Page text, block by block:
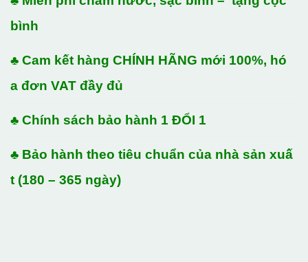
bình
♣ Cam kết hàng CHÍNH HÃNG mới 100%, hó
a đơn VAT đầy đủ
♣ Chính sách bảo hành 1 ĐỔI 1
♣ Bảo hành theo tiêu chuẩn của nhà sản xuấ
t (180 – 365 ngày)